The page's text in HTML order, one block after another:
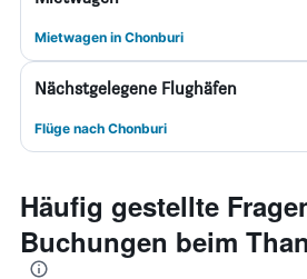
Mietwagen in Chonburi
Nächstgelegene Flughäfen
Flüge nach Chonburi
Häufig gestellte
Buchungen beim